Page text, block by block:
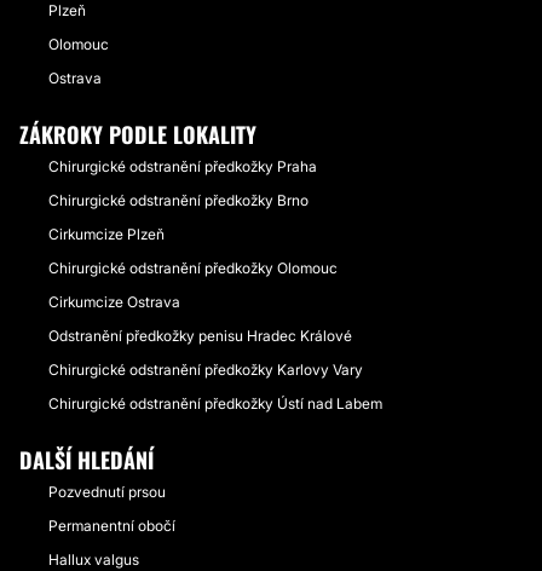
Plzeň
Olomouc
Ostrava
ZÁKROKY PODLE LOKALITY
Chirurgické odstranění předkožky Praha
Chirurgické odstranění předkožky Brno
Cirkumcize Plzeň
Chirurgické odstranění předkožky Olomouc
Cirkumcize Ostrava
Odstranění předkožky penisu Hradec Králové
Chirurgické odstranění předkožky Karlovy Vary
Chirurgické odstranění předkožky Ústí nad Labem
DALŠÍ HLEDÁNÍ
Pozvednutí prsou
Permanentní obočí
Hallux valgus